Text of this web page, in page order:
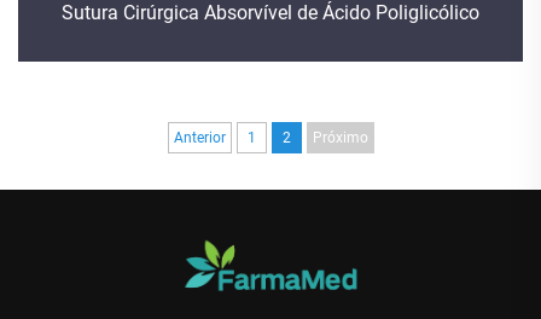
Sutura Cirúrgica Absorvível de Ácido Poliglicólico
Anterior 1 2 Próximo